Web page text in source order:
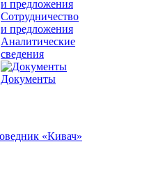
Сотрудничество
и предложения
Аналитические
сведения
Документы